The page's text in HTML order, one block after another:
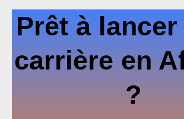
Prêt à
carrière en
?